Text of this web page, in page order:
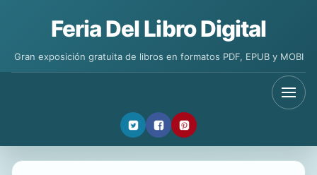
Feria Del Libro Digital
Gran exposición gratuita de libros en formatos PDF, EPUB y MOBI